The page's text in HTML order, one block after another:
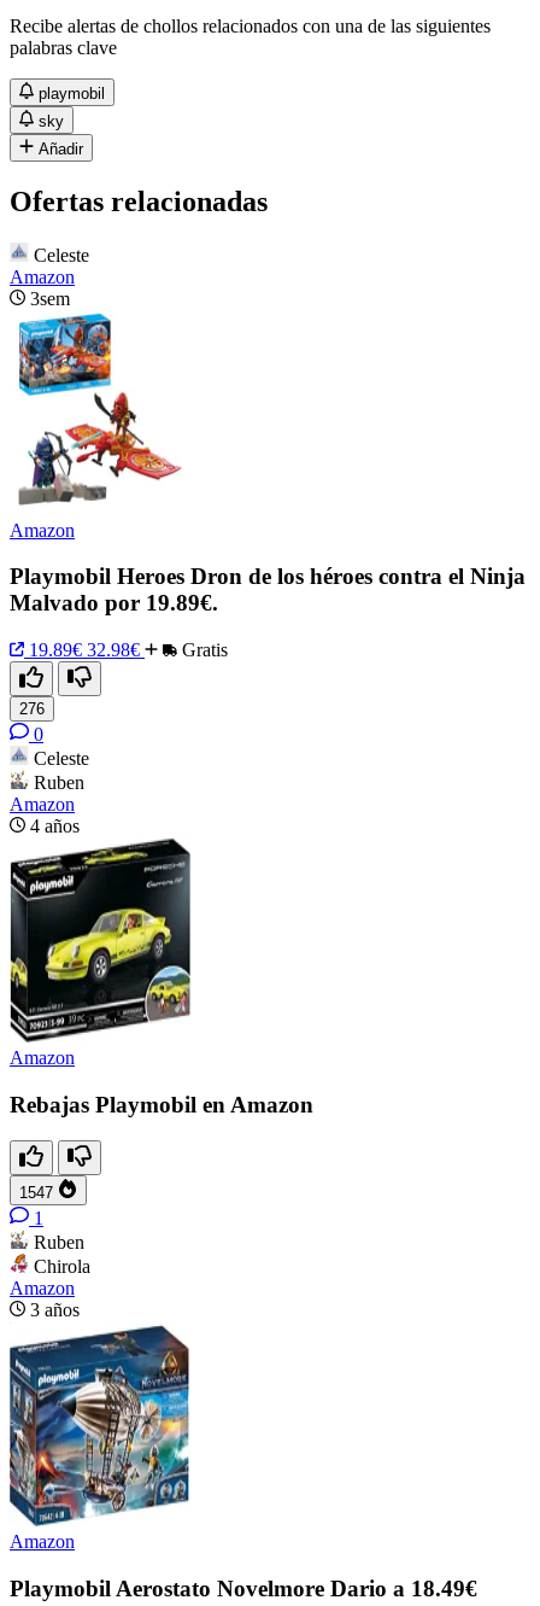
Recibe alertas de chollos relacionados con una de las siguientes
palabras clave
playmobil
sky
Añadir
Ofertas relacionadas
Celeste
Amazon
3sem
Amazon
Playmobil Heroes Dron de los héroes contra el Ninja
Malvado por 19.89€.
19.89€ 32.98€ Gratis
276
0
Celeste
Ruben
Amazon
4 años
Amazon
Rebajas Playmobil en Amazon
1547
1
Ruben
Chirola
Amazon
3 años
Amazon
Playmobil Aerostato Novelmore Dario a 18.49€